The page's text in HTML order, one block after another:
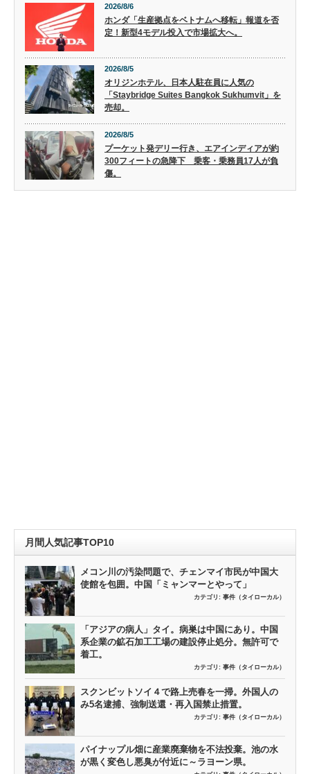
2026/8/6
ホンダ「生産拠点をベトナムへ移転」報道を否
定！新型4モデル投入で市場拡大へ。
2026/8/5
オリジンホテル、日本人駐在員に人気の
「Staybridge Suites Bangkok Sukhumvit」を
売却。
2026/8/5
プーケット発デリー行き、エアインディアが約
300フィートの急降下 乗客・乗務員17人が負
傷。
月間人気記事TOP10
メコン川の汚染問題で、チェンマイ市民が中国大
使館を包囲。中国「ミャンマーとやって」
カテゴリ: 事件（タイローカル）
「アジアの病人」タイ。病巣は中国にあり。中国
系企業の鉱石加工工場の建設停止処分。無許可で
着工。
カテゴリ: 事件（タイローカル）
スクンビットソイ４で路上売春を一掃。外国人の
み5名逮捕、強制送還・再入国禁止措置。
カテゴリ: 事件（タイローカル）
パイナップル畑に産業廃棄物を不法投棄。池の水
が黒く変色し悪臭が付近に～ラヨーン県。